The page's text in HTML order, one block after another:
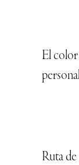
El color
Ruta